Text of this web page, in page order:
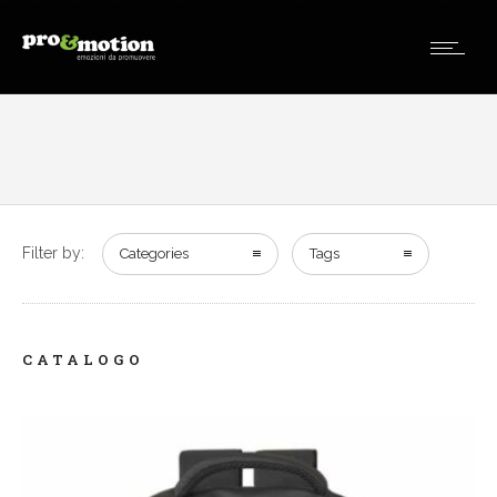
Filter by: Categories Tags
CATALOGO